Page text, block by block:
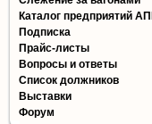
Каталог предприятий
Подписка
Прайс-листы
Вопросы и ответы
Список должников
Выставки
Форум